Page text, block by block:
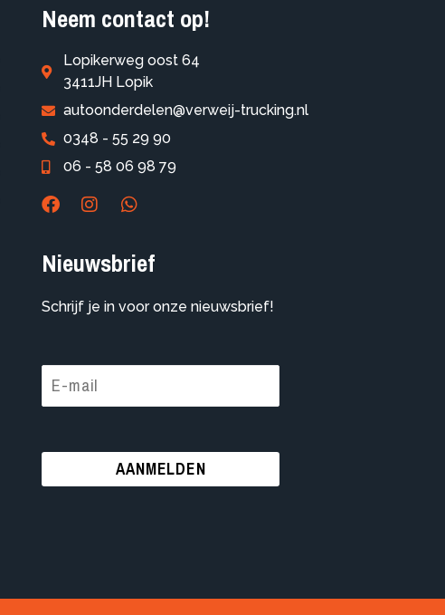
Neem contact op!
Lopikerweg oost 64
3411JH Lopik
autoonderdelen@verweij-trucking.nl
0348 - 55 29 90
06 - 58 06 98 79
Nieuwsbrief
Schrijf je in voor onze nieuwsbrief!
AANMELDEN